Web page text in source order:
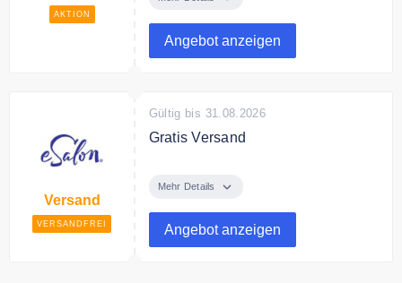
AKTION
Angebot anzeigen
Versand
VERSANDFREI
Gültig bis 31.08.2026
Gratis Versand
liefert eSalon versandkostenfrei.
Mehr Details
Angebot anzeigen